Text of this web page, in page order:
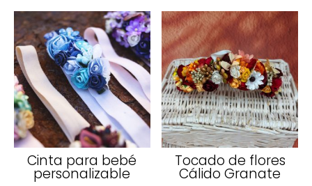
desde
20.00€
hasta
35.00€
desde
hasta
Cinta para bebé
personalizable
Tocado de flores
Cálido Granate